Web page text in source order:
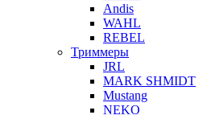
Andis
WAHL
REBEL
Триммеры
JRL
MARK SHMIDT
Mustang
NEKO